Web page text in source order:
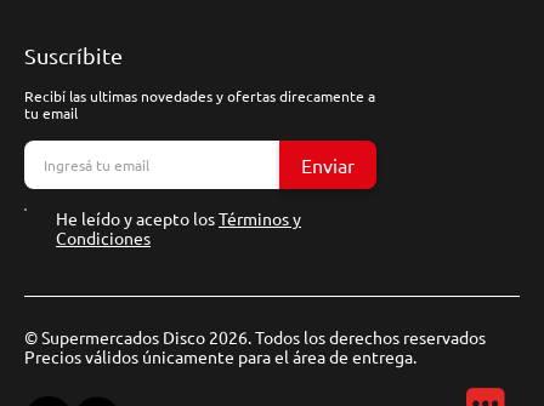
Suscríbite
Recibí las ultimas novedades y ofertas direcamente a
tu email
Enviar
He leído y acepto losTérminos y
Condiciones
© Supermercados Disco 2026. Todos los derechos reservados
Precios válidos únicamente para el área de entrega.